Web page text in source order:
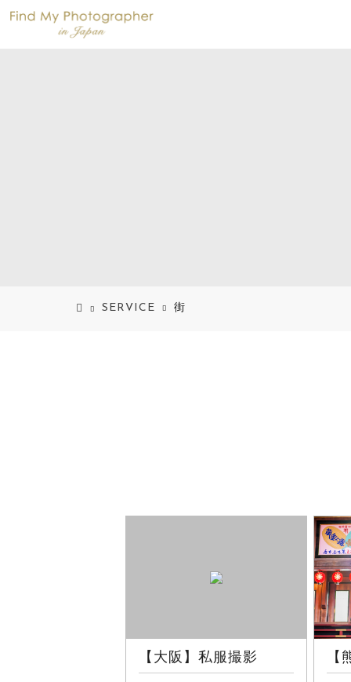
SERVICE 街
【大阪】私服撮影 【